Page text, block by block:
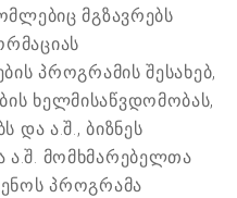
მგზავრებს
პროგრამის შესახებ,
ხელმისაწვდომობას,
და ა.შ., ბიზნეს
მომხმარებელთა
პროგრამა